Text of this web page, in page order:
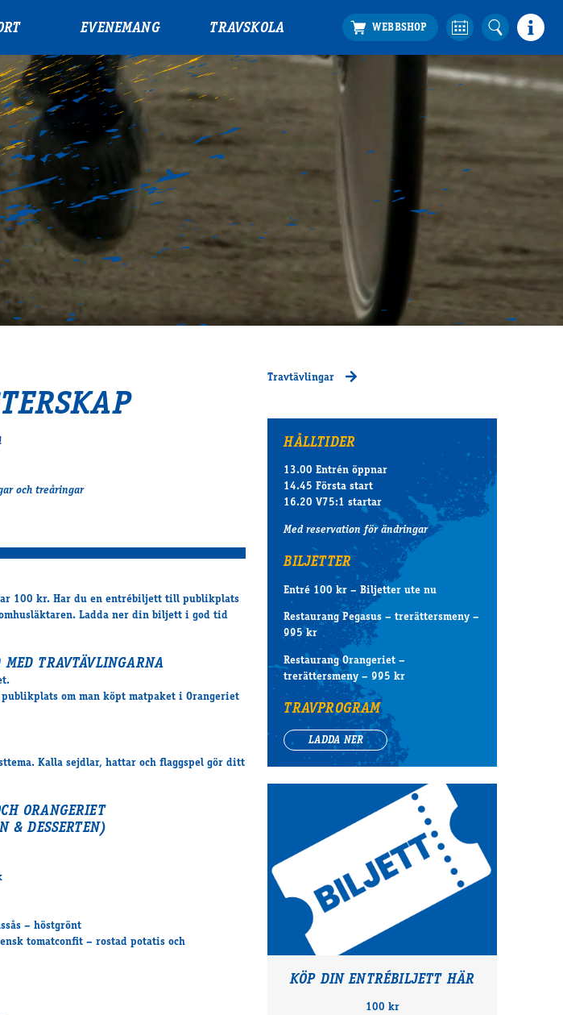
EVENEMANG TRAVSKOLA
och treåringar
100 kr. Har du en entrébiljett till publikplats
Ladda ner din biljett i god tid
MED TRAVTÄVLINGARNA
om man köpt matpaket i Orangeriet
Kalla sejdlar, hattar och flaggspel gör ditt
ORANGERIET
& DESSERTEN)
– höstgrönt
tomatconfit – rostad potatis och
Travtävlingar
HÅLLTIDER
13.00 Entrén öppnar
14.45 Första start
16.20 V75:1 startar
Med reservation för ändringar
BILJETTER
Entré 100 kr – Biljetter ute nu
Restaurang Pegasus – trerättersmeny –
995 kr
Restaurang Orangeriet –
trerättersmeny – 995 kr
TRAVPROGRAM
LADDA NER
KÖP DIN ENTRÉBILJETT HÄR
100 kr